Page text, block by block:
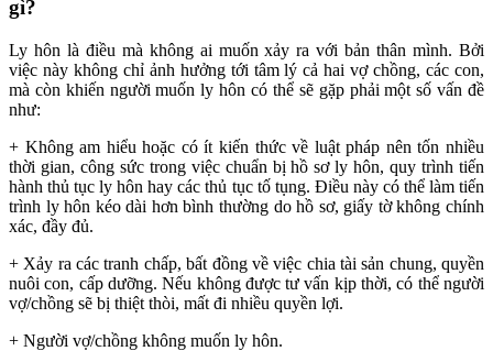
gì?
Ly hôn là điều mà không ai muốn xảy ra với bản thân mình. Bởi
việc này không chỉ ảnh hưởng tới tâm lý cả hai vợ chồng, các con,
mà còn khiến người muốn ly hôn có thể sẽ gặp phải một số vấn đề
như:
+ Không am hiểu hoặc có ít kiến thức về luật pháp nên tốn nhiều
thời gian, công sức trong việc chuẩn bị hồ sơ ly hôn, quy trình tiến
hành thủ tục ly hôn hay các thủ tục tố tụng. Điều này có thể làm tiến
trình ly hôn kéo dài hơn bình thường do hồ sơ, giấy tờ không chính
xác, đầy đủ.
+ Xảy ra các tranh chấp, bất đồng về việc chia tài sản chung, quyền
nuôi con, cấp dưỡng. Nếu không được tư vấn kịp thời, có thể người
vợ/chồng sẽ bị thiệt thòi, mất đi nhiều quyền lợi.
+ Người vợ/chồng không muốn ly hôn.